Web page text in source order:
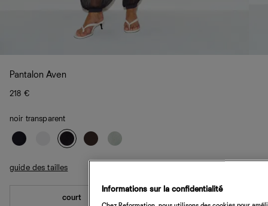
Pantalon Aven
218 €
noir transparent
guide des tailles
court
Informations sur la confidentialité